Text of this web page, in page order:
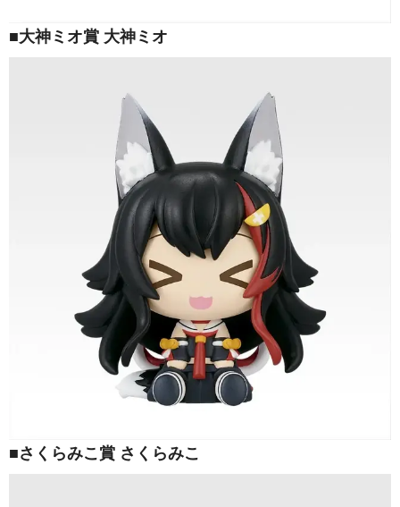
■大神ミオ賞 大神ミオ
■さくらみこ賞 さくらみこ